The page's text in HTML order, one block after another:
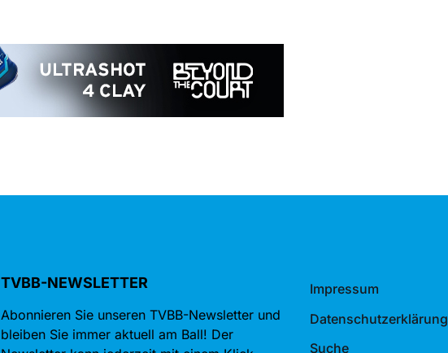
TVBB-NEWSLETTER
Abonnieren Sie unseren TVBB-Newsletter und
bleiben Sie immer aktuell am Ball! Der
Impressum
Datenschutzerklärung
Suche